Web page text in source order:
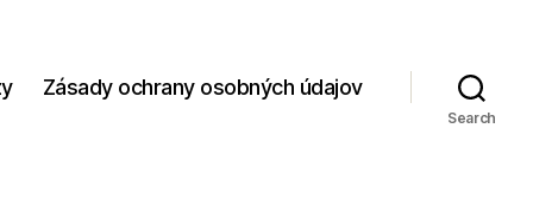
Zásady ochrany osobných údajov
Search